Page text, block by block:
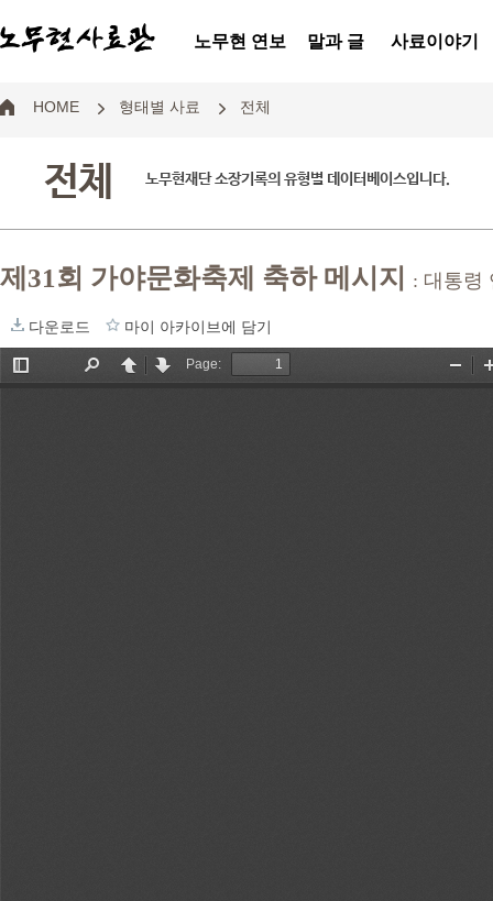
노무현 연보 말과 글 사료이야기
HOME 형태별 사료 전체
전체 노무현재단 소장기록의 유형별 데이터베이스입니다.
제31회 가야문화축제 축하 메시지 : 대통령
다운로드 마이 아카이브에 담기